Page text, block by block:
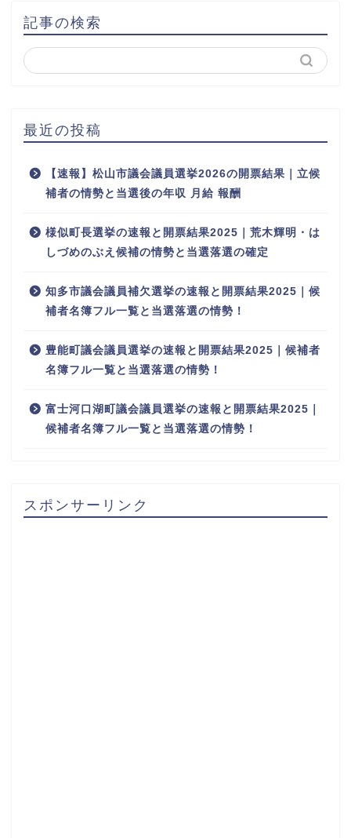
記事の検索
最近の投稿
【速報】松山市議会議員選挙2026の開票結果｜立候
補者の情勢と当選後の年収 月給 報酬
様似町長選挙の速報と開票結果2025｜荒木輝明・は
しづめのぶえ候補の情勢と当選落選の確定
知多市議会議員補欠選挙の速報と開票結果2025｜候
補者名簿フル一覧と当選落選の情勢！
豊能町議会議員選挙の速報と開票結果2025｜候補者
名簿フル一覧と当選落選の情勢！
富士河口湖町議会議員選挙の速報と開票結果2025｜
候補者名簿フル一覧と当選落選の情勢！
スポンサーリンク